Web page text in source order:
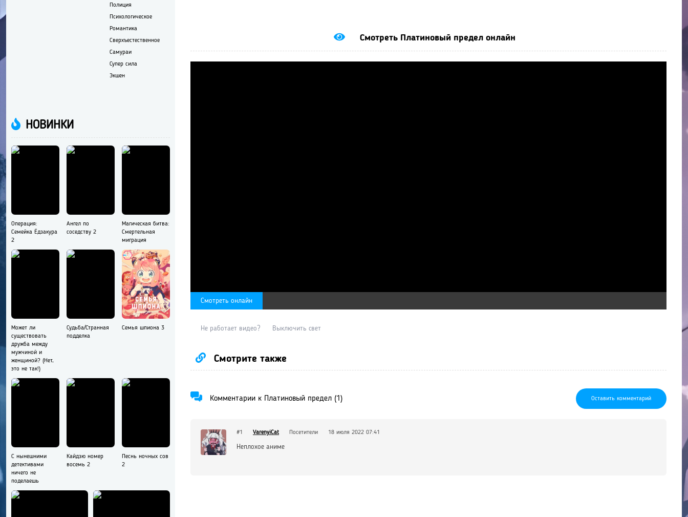
Смотреть Платиновый предел онлайн
Смотреть онлайн
Не работает видео? Выключить свет
Смотрите также
Комментарии к Платиновый предел (1) Оставить комментарий
#1 VarenyiCat Посетители 18 июля 2022 07:41
Неплохое аниме
Полиция
Психологическое
Романтика
Сверхъестественное
Самураи
Супер сила
Экшен
НОВИНКИ
Операция:
Семейка Ёдзакура
2
Ангел по
соседству 2
Магическая битва:
Смертельная
миграция
Может ли
существовать
дружба между
мужчиной и
женщиной? (Нет,
это не так!)
Судьба/Странная
подделка
Семья шпиона 3
С нынешними
детективами
ничего не
поделаешь
Кайдзю номер
восемь 2
Песнь ночных сов
2